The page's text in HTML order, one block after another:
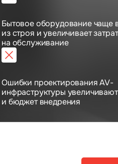
Бытовое оборудование чаще
из строя и увеличивает
на обслуживание
Ошибки проектирования AV-
инфраструктуры
и бюджет внедрения